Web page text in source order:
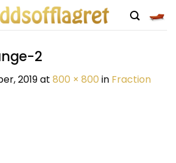
2
2019at 800 × 800 in Fraction